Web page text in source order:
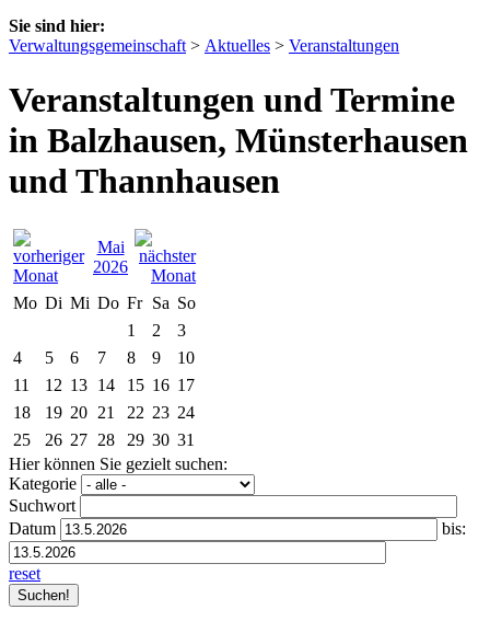
Sie sind hier:
Verwaltungsgemeinschaft > Aktuelles > Veranstaltungen
Veranstaltungen und Termine
in Balzhausen, Münsterhausen
und Thannhausen
Mai
2026
Mo Di Mi Do Fr Sa So
1
2
3
4
5 6 7 8 9
10
11
12 13 14 15 16 17
18
19 20 21 22 23 24
25
26 27 28 29 30 31
Hier können Sie gezielt suchen:
Kategorie
Suchwort
Datum
bis:
reset